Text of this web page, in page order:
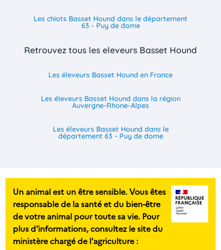
Les chiots Basset Hound dans le département
63 - Puy de dome
Retrouvez tous les eleveurs Basset Hound
Les éleveurs Basset Hound en France
Les éleveurs Basset Hound dans la région
Auvergne-Rhone-Alpes
Les éleveurs Basset Hound dans le
département 63 - Puy de dome
Un animal est un être sensible. Vous êtes
responsable de la santé et du bien-être
de votre animal pour toute sa vie. Pour
plus d'informations, consultez le site du
ministère chargé de l'agriculture :